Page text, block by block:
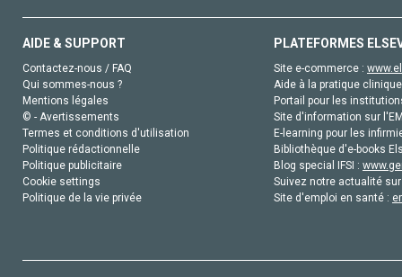
AIDE & SUPPORT
Contactez-nous / FAQ
Qui sommes-nous ?
Mentions légales
© - Avertissements
Termes et conditions d'utilisation
Politique rédactionnelle
Politique publicitaire
Cookie settings
Politique de la vie privée
PLATEFORMES
Site e-commerce :
Aide à la pratique
Portail pour les
Site d'information sur
E-learning pour les
Bibliothèque d'e-books
Blog special IFSI :
Suivez notre actualité
Site d'emploi en santé :